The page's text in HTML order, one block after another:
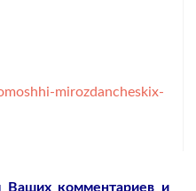
mirozdancheskix-
комментариев и